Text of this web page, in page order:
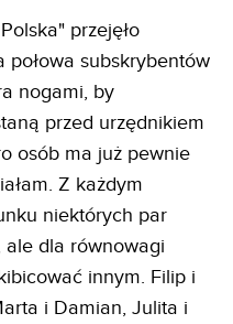
przejęło
połowa subskrybentów
nogami, by
przed urzędnikiem
osób ma już pewnie
Z każdym
niektórych par
ale dla równowagi
innym. Filip i
i Damian, Julita i